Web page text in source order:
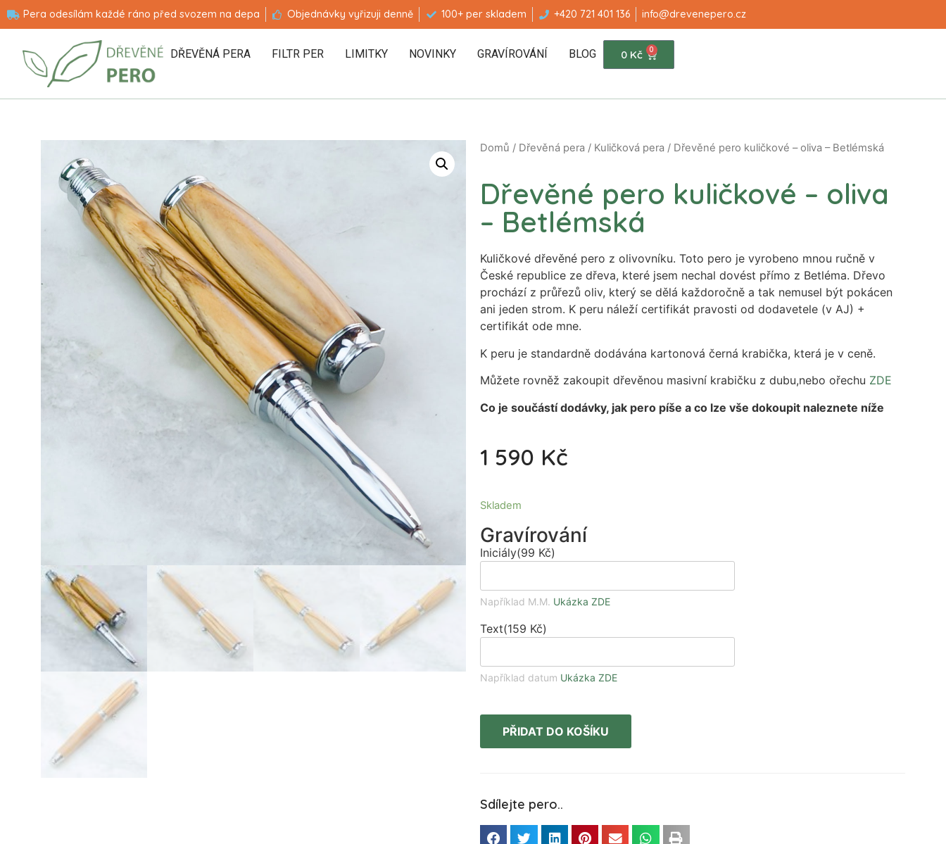
Pera odesílám každé ráno před svozem na depa Objednávky vyřizuji denně 100+ per skladem +420 721 401 136 info@drevenepero.cz
DŘEVĚNÁ PERA FILTR PER LIMITKY NOVINKY GRAVÍROVÁNÍ BLOG 0 Kč 0
Domů / Dřevěná pera / Kuličková pera / Dřevěné pero kuličkové – oliva – Betlémská
Dřevěné pero kuličkové – oliva
– Betlémská
Kuličkové dřevěné pero z olivovníku. Toto pero je vyrobeno mnou ručně v
České republice ze dřeva, které jsem nechal dovést přímo z Betléma. Dřevo
prochází z průřezů oliv, který se dělá každoročně a tak nemusel být pokácen
ani jeden strom. K peru náleží certifikát pravosti od dodavetele (v AJ) +
certifikát ode mne.
K peru je standardně dodávána kartonová černá krabička, která je v ceně.
Můžete rovněž zakoupit dřevěnou masivní krabičku z dubu,nebo ořechu ZDE
Co je součástí dodávky, jak pero píše a co lze vše dokoupit naleznete níže
1 590 Kč
Skladem
Gravírování
Iniciály(99 Kč)
Například M.M. Ukázka ZDE
Text(159 Kč)
Například datum Ukázka ZDE
PŘIDAT DO KOŠÍKU
Sdílejte pero..